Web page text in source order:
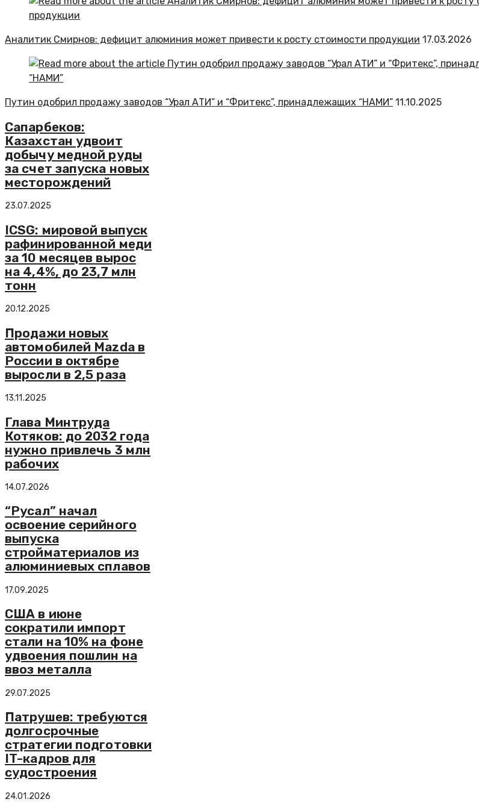
Аналитик Смирнов: дефицит алюминия может привести к росту стоимости продукции 17.03.2026
Путин одобрил продажу заводов “Урал АТИ” и “Фритекс”, принадлежащих “НАМИ” 11.10.2025
Сапарбеков:
Казахстан удвоит
добычу медной руды
за счет запуска новых
месторождений
23.07.2025
ICSG: мировой выпуск
рафинированной меди
за 10 месяцев вырос
на 4,4%, до 23,7 млн
тонн
20.12.2025
Продажи новых
автомобилей Mazda в
России в октябре
выросли в 2,5 раза
13.11.2025
Глава Минтруда
Котяков: до 2032 года
нужно привлечь 3 млн
рабочих
14.07.2026
“Русал” начал
освоение серийного
выпуска
стройматериалов из
алюминиевых сплавов
17.09.2025
США в июне
сократили импорт
стали на 10% на фоне
удвоения пошлин на
ввоз металла
29.07.2025
Патрушев: требуются
долгосрочные
стратегии подготовки
IT-кадров для
судостроения
24.01.2026